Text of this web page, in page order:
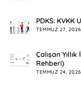
PDKS: KVKK
TEMMUZ 27, 2026
Çalışan
Rehberi)
TEMMUZ 24, 2026